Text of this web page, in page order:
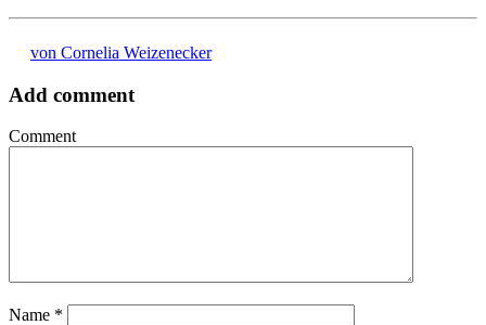
von Cornelia Weizenecker
Add comment
Comment
Name *